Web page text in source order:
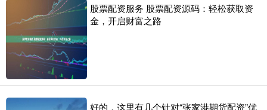
股票配资服务 股票配资源码：轻松获取资
金，开启财富之路
好的，这里有几个针对“张家港期货配资”优